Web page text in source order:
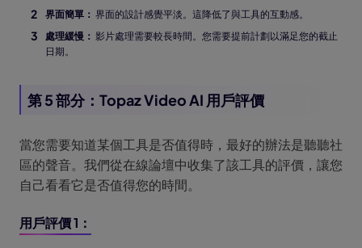
界面簡單： 界面的設計感覺平淡。這降低了與工具的互動感。
處理緩慢： 影片處理需要較長時間。您需要提前計劃以滿足您的截止
日期。
第 5 部分：Topaz Video AI 用戶評價
當您需要知道某個工具是否值得時，最好的辦法是聽聽社
區的聲音。我們從在線論壇中收集了該工具的評價，讓您
自己看看它是否值得您的時間。
用戶評價 1：